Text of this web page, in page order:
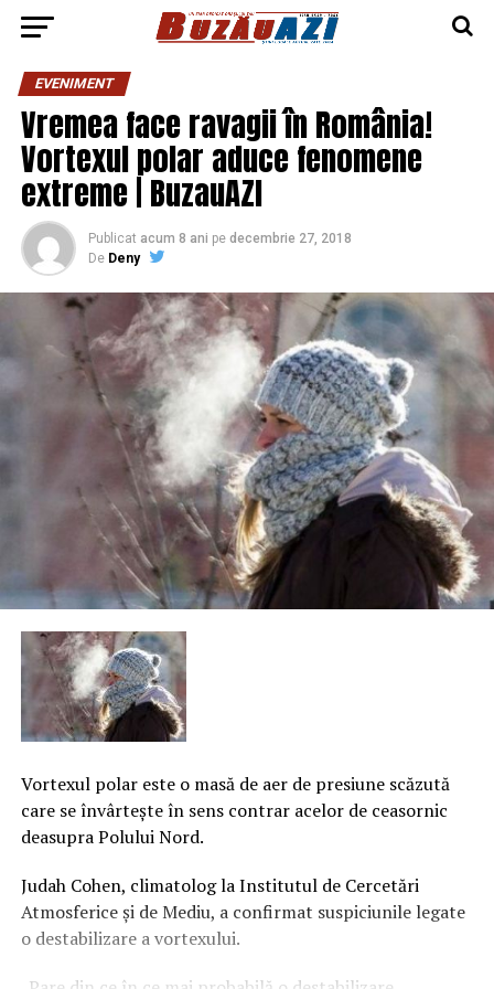
EVENIMENT
Vremea face ravagii în România!
Vortexul polar aduce fenomene
extreme | BuzauAZI
Publicat acum 8 ani pe decembrie 27, 2018
De Deny
Vortexul polar este o masă de aer de presiune scăzută
care se învârteşte în sens contrar acelor de ceasornic
deasupra Polului Nord.
Judah Cohen, climatolog la Institutul de Cercetări
Atmosferice şi de Mediu, a confirmat suspiciunile legate
o destabilizare a vortexului.